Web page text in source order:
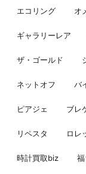
エコリング オ
ギャラリーレア
ザ・ゴールド
ネットオフ バ
ピアジェ ブレ
リペスタ ロレ
時計買取biz